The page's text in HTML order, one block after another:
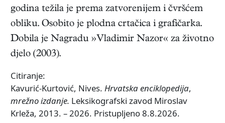
godina težila je prema zatvorenijem i čvršćem
obliku. Osobito je plodna crtačica i grafičarka.
Dobila je Nagradu »Vladimir Nazor« za životno
djelo (2003).
Citiranje:
Kavurić-Kurtović, Nives. Hrvatska enciklopedija,
mrežno izdanje. Leksikografski zavod Miroslav
Krleža, 2013. – 2026. Pristupljeno 8.8.2026.